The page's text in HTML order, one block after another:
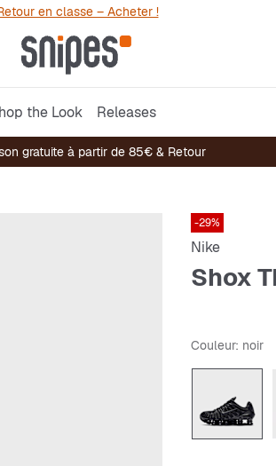
en classe – Acheter !
the Look Releases
gratuite à partir de 85€ & Retour
-29%
Nike
Shox
Couleur: noir